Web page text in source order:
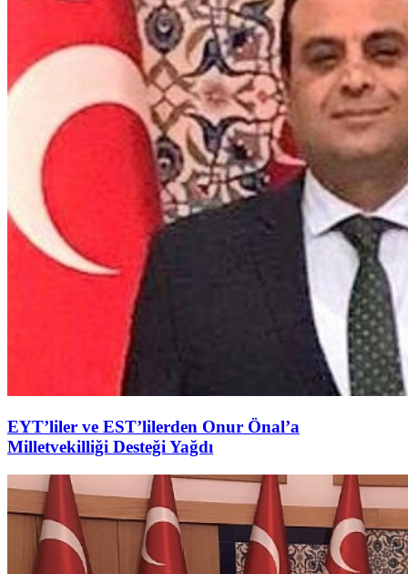
EYT’liler ve EST’lilerden Onur Önal’a
Milletvekilliği Desteği Yağdı